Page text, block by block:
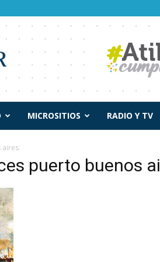
MICROSITIOS RADIO Y TV
aires
puerto buenos